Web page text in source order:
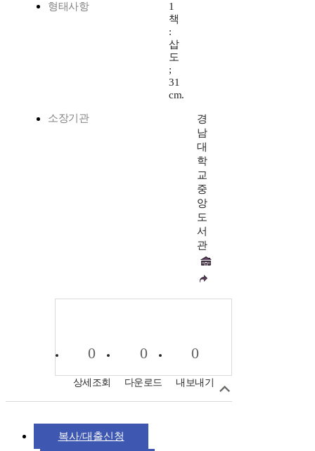
형태사항
1
책
:
삽
도
;
31
cm.
소장기관
경
남
대
학
교
중
앙
도
서
관
0
상세조회
0
다운로드
0
내보내기
복사/대출신청